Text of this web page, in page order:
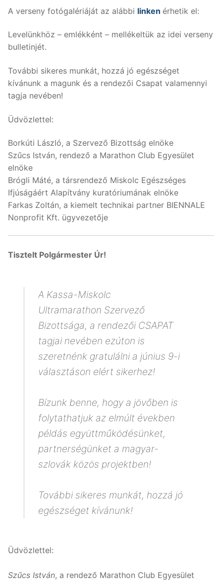
A verseny fotógalériáját az alábbi linken érhetik el:
Levelünkhöz – emlékként – mellékeltük az idei verseny
bulletinjét.
További sikeres munkát, hozzá jó egészséget
kívánunk a magunk és a rendezői Csapat valamennyi
tagja nevében!
Üdvözlettel:
Borkúti László, a Szervező Bizottság elnöke
Szűcs István, rendező a Marathon Club Egyesület
elnöke
Brógli Máté, a társrendező Miskolc Egészséges
Ifjúságáért Alapítvány kuratóriumának elnöke
Farkas Zoltán, a kiemelt technikai partner BIENNALE
Nonprofit Kft. ügyvezetője
Tisztelt Polgármester Úr!
A Kassa-Miskolc
Ultramarathon Szervező
Bizottsága, a rendezői CSAPAT
tagjai nevében ezúton is
szeretnénk gratulálni a június 9-i
választáson elért sikerhez!
Bízunk benne, hogy a jövőben is
folytathatjuk az elmúlt években
példás együttműködésünket,
partnerségünket a magyar-
szlovák közös projektben!
További sikeres munkát, hozzá jó
egészséget kívánunk!
Üdvözlettel:
Szűcs István, a rendező Marathon Club Egyesület